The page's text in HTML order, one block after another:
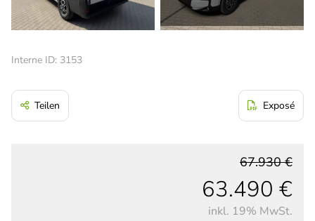
Interne ID: 3153
Teilen Exposé
63.490 €
67.930 €
inkl. 19% MwSt.